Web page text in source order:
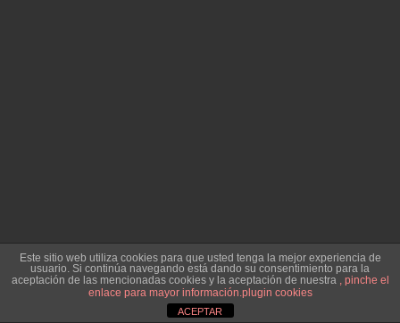
Este sitio web utiliza cookies para que usted tenga la mejor experiencia de
usuario. Si continúa navegando está dando su consentimiento para la
aceptación de las mencionadas cookies y la aceptación de nuestra , pinche el
enlace para mayor información.plugin cookies
ACEPTAR